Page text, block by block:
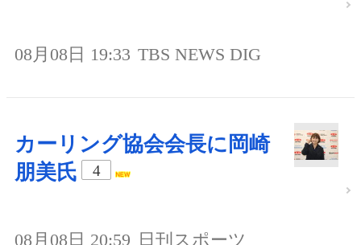
08月08日 19:33 TBS NEWS DIG
カーリング協会会長に岡崎
朋美氏
4
08月08日 20:59 日刊スポーツ